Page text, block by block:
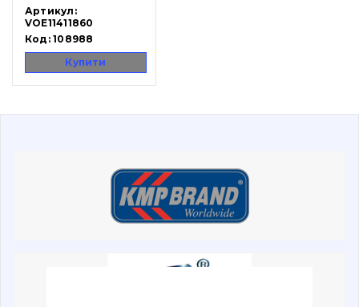
Болти, гайки і елементи кріплення
Коронки, зуби, адаптери, пальці, фіксатори
Подушки амортизаційні
Артикул:
VOE11411860
Код:108988
Купити